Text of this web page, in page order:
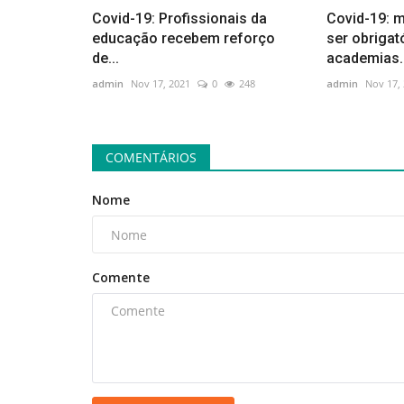
Covid-19: Profissionais da
educação recebem reforço
de...
admin Nov 17, 2021 0 248
Covid-19:
ser
admin Nov 17,
COMENTÁRIOS
Nome
Comente
da população
da população
Entretenimento
Morre Reny de Oliveira, ex-
O músico Reny de Oliveira, ex-integrante do
Atuais, morreu na manhã desta...